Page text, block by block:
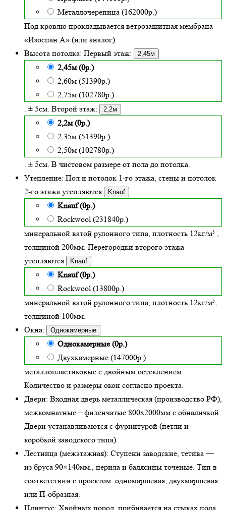
Металлочерепица (162000р.)
Под кровлю прокладывается ветрозащитная мембрана
«Изоспан А» (или аналог).
Высота потолка: Первый этаж: 2,45м
2,45м (0р.)
2,60м (51390р.)
2,75м (102780р.)
. ± 5см. Второй этаж:
2,2м
2,2м (0р.)
2,35м (51390р.)
2,50м (102780р.)
. ± 5см. В чистовом размере от пола до потолка.
Утепление: Пол и потолок 1-го этажа, стены и потолок
2-го этажа утепляются
Knauf
Knauf (0р.)
Rockwool (231840р.)
минеральной ватой рулонного типа, плотность 12кг/м³ ,
толщиной 200мм. Перегородки второго этажа
утепляются
Knauf
Knauf (0р.)
Rockwool (13800р.)
минеральной ватой рулонного типа, плотность 12кг/м³,
толщиной 100мм.
Окна:
Однокамерные
Однокамерные (0р.)
Двухкамерные (147000р.)
металлопластиковые с двойным остеклением
Количество и размеры окон согласно проекта.
Двери: Входная дверь металлическая (производство РФ),
межкомнатные – филёнчатые 800х2000мм с обналичкой.
Двери устанавливаются с фурнитурой (петли и
коробкой заводского типа).
Лестница (межэтажная): Ступени заводские, тетива —
из бруса 90×140мм., перила и балясины точеные. Тип в
соответствии с проектом: одномаршевая, двухмаршевая
или П-образная.
Плинтус: Хвойных пород, прибивается на стыках пола,